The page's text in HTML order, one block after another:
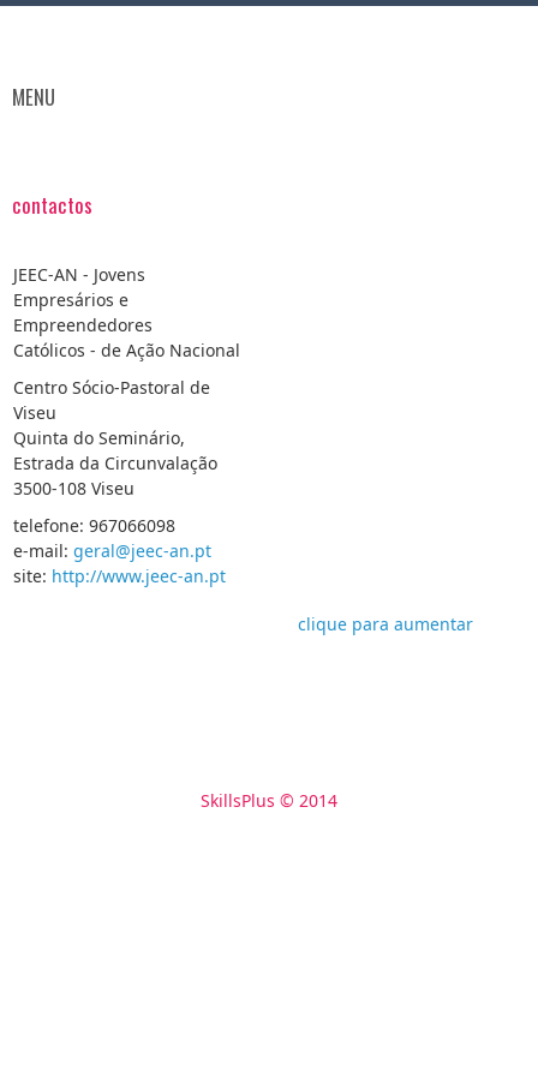
MENU
contactos
JEEC-AN - Jovens
Empresários e
Empreendedores
Católicos - de Ação Nacional
Centro Sócio-Pastoral de
Viseu
Quinta do Seminário,
Estrada da Circunvalação
3500-108 Viseu
telefone: 967066098
e-mail: geral@jeec-an.pt
site: http://www.jeec-an.pt
clique para aumentar
SkillsPlus © 2014